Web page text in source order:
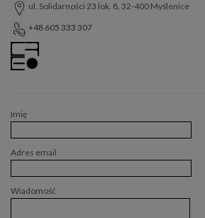
ul. Solidarności 23 lok. 8, 32-400 Myślenice
+48 605 333 307
Imię
Adres email
Wiadomość